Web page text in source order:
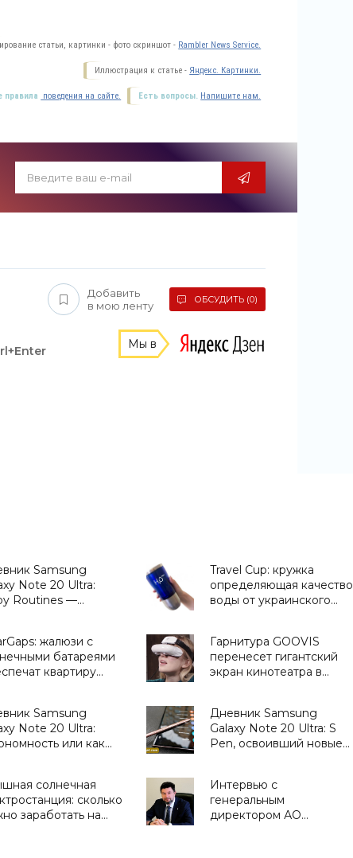
статьи, картинки - фото скриншот - Rambler News Service.
Иллюстрация к статье - Яндекс. Картинки.
Есть вопросы. Напишите нам.
правила поведения на сайте.
Добавить
в мою ленту
ОБСУДИТЬ (0)
Мы в
Samsung
Note 20 Ultra:
Routines —
- «Смартфоны»
Travel Cup: кружка
определяющая качество
воды от украинского
жалюзи с
батареями
квартиру
Электроники»
Гарнитура GOOVIS
перенесет гигантский
экран кинотеатра в
Samsung
Note 20 Ultra:
или как
Дневник Samsung
Galaxy Note 20 Ultra: S
Pen, освоивший новые
солнечная
сколько
заработать на
Интервью с
генеральным
директором АО